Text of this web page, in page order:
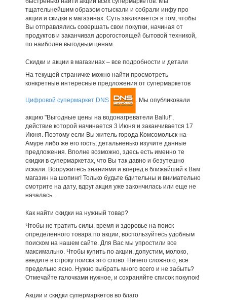
тщательнейшим образом отыскали и собрали инфу про
акции и скидки в магазинах. Суть заключается в том, чтобы
Вы отправлялись совершать свои покупки, начиная от
продуктов и заканчивая дорогостоящей бытовой техникой,
по наиболее выгодным ценам.
Скидки и акции в магазинах – все подробности и детали
На текущей страничке можно найти просмотреть
конкретные интересные предложения от супермаркетов
Цифровой супермаркет DNS . Мы опубликовали
акцию "Выгодные цены на водонагреватели Ballu!",
действие которой начинается 3 Июня и заканчивается 17
Июня. Поэтому если Вы житель города Комсомольск-на-
Амуре либо же его гость, детальненько изучите данные
предложения. Вполне возможно, здесь есть именно те
скидки в супермаркетах, что Вы так давно и безутешно
искали. Вооружитесь знаниями и вперед в ближайший к Вам
магазин на шопинг! Только будьте бдительны и внимательно
смотрите на дату, вдруг акция уже закончилась или еще не
началась.
Как найти скидки на нужный товар?
Чтобы не тратить силы, время и здоровье на поиск
определенного товара по акции, воспользуйтесь удобным
поиском на нашем сайте. Для Вас мы упростили все
максимально. Чтобы купить по акции, допустим, молоко,
введите в строку поиска это слово. Ничего сложного, все
предельно ясно. Нужно выбрать много всего и не забыть?
Отмечайте галочками нужное, и сохраняйте список покупок!
Акции и скидки супермаркетов во благо